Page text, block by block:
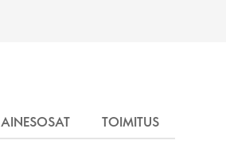
AINESOSAT TOIMITUS